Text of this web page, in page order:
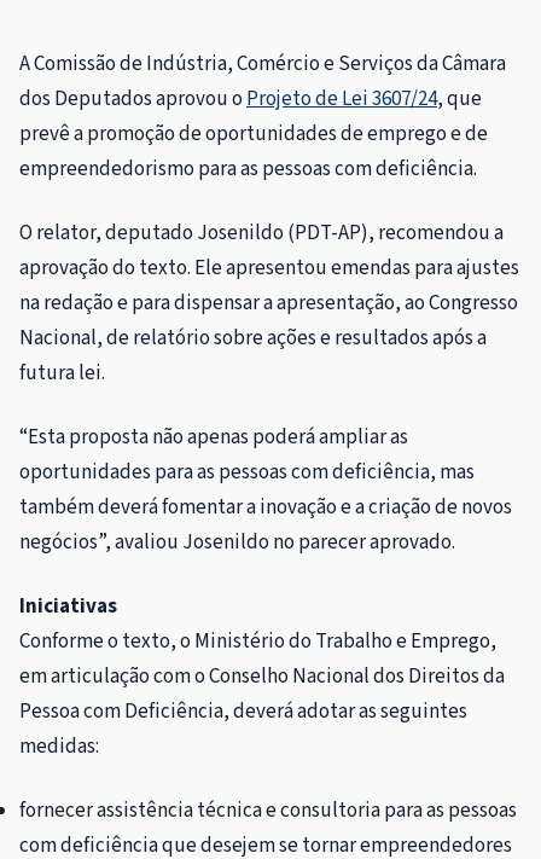
A Comissão de Indústria, Comércio e Serviços da Câmara
dos Deputados aprovou o Projeto de Lei 3607/24, que
prevê a promoção de oportunidades de emprego e de
empreendedorismo para as pessoas com deficiência.
O relator, deputado Josenildo (PDT-AP), recomendou a
aprovação do texto. Ele apresentouemendas para ajustes
na redação e para dispensar a apresentação, ao Congresso
Nacional, de relatório sobre ações e resultados após a
futura lei.
“Esta proposta não apenas poderá ampliar as
oportunidades para as pessoas com deficiência, mas
também deverá fomentar a inovação e a criação de novos
negócios”, avaliou Josenildo no parecer aprovado.
Iniciativas
Conforme o texto, o Ministério do Trabalho e Emprego,
em articulação com o Conselho Nacional dos Direitos da
Pessoa com Deficiência, deverá adotar as seguintes
medidas:
fornecer assistência técnica e consultoria para as pessoas
com deficiência que desejem se tornar empreendedores